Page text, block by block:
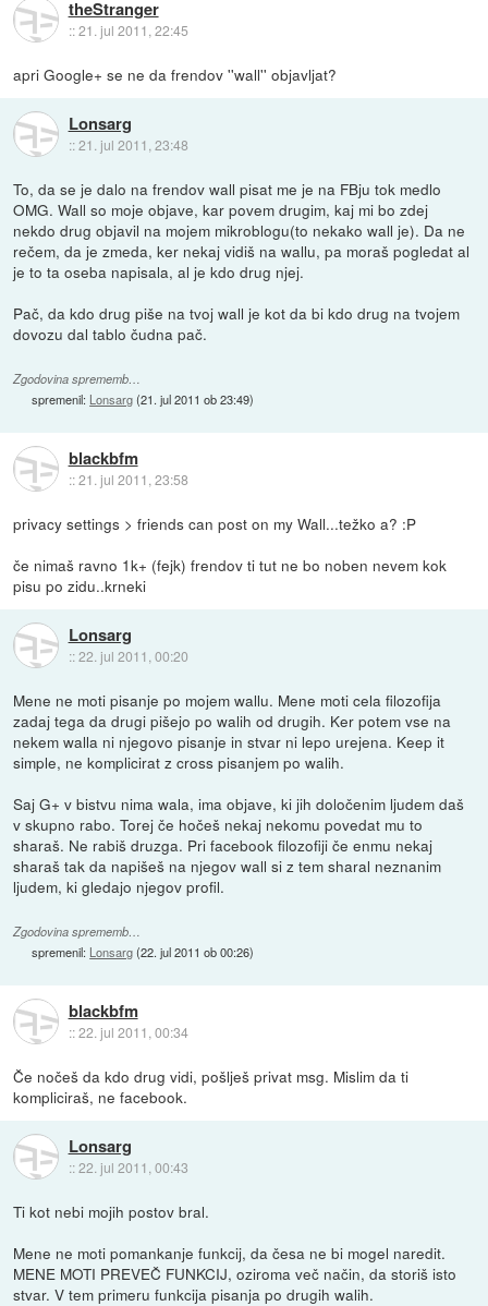
theStranger
::21. jul 2011, 22:45
apri Google+ se ne da frendov ''wall'' objavljat?
Lonsarg
::21. jul 2011, 23:48
To, da se je dalo na frendov wall pisat me je na FBju tok medlo
OMG. Wall so moje objave, kar povem drugim, kaj mi bo zdej
nekdo drug objavil na mojem mikroblogu(to nekako wall je). Da ne
rečem, da je zmeda, ker nekaj vidiš na wallu, pa moraš pogledat al
je to ta oseba napisala, al je kdo drug njej.
Pač, da kdo drug piše na tvoj wall je kot da bi kdo drug na tvojem
dovozu dal tablo čudna pač.
Zgodovina sprememb…
spremenil: Lonsarg(21. jul 2011 ob 23:49)
blackbfm
::21. jul 2011, 23:58
privacy settings > friends can post on my Wall...težko a? :P
če nimaš ravno 1k+ (fejk) frendov ti tut ne bo noben nevem kok
pisu po zidu..krneki
Lonsarg
::22. jul 2011, 00:20
Mene ne moti pisanje po mojem wallu. Mene moti cela filozofija
zadaj tega da drugi pišejo po walih od drugih. Ker potem vse na
nekem walla ni njegovo pisanje in stvar ni lepo urejena. Keep it
simple, ne komplicirat z cross pisanjem po walih.
Saj G+ v bistvu nima wala, ima objave, ki jih določenim ljudem daš
v skupno rabo. Torej če hočeš nekaj nekomu povedat mu to
sharaš. Ne rabiš druzga. Pri facebook filozofiji če enmu nekaj
sharaš tak da napišeš na njegov wall si z tem sharal neznanim
ljudem, ki gledajo njegov profil.
Zgodovina sprememb…
spremenil: Lonsarg(22. jul 2011 ob 00:26)
blackbfm
::22. jul 2011, 00:34
Če nočeš da kdo drug vidi, pošlješ privat msg. Mislim da ti
kompliciraš, ne facebook.
Lonsarg
::22. jul 2011, 00:43
Ti kot nebi mojih postov bral.
Mene ne moti pomankanje funkcij, da česa ne bi mogel naredit.
MENE MOTI PREVEČ FUNKCIJ, oziroma več način, da storiš isto
stvar. V tem primeru funkcija pisanja po drugih walih.